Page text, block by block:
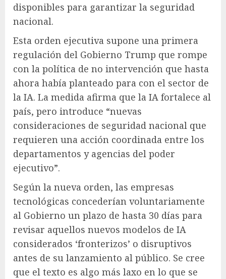
disponibles para garantizar la seguridad
nacional.
Esta orden ejecutiva supone una primera
regulación del Gobierno Trump que rompe
con la política de no intervención que hasta
ahora había planteado para con el sector de
la IA. La medida afirma que la IA fortalece al
país, pero introduce “nuevas
consideraciones de seguridad nacional que
requieren una acción coordinada entre los
departamentos y agencias del poder
ejecutivo”.
Según la nueva orden, las empresas
tecnológicas concederían voluntariamente
al Gobierno un plazo de hasta 30 días para
revisar aquellos nuevos modelos de IA
considerados ‘fronterizos’ o disruptivos
antes de su lanzamiento al público. Se cree
que el texto es algo más laxo en lo que se